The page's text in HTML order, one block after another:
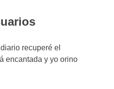
recuperé el
encantada y yo orino